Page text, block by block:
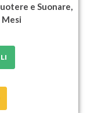
e Suonare,